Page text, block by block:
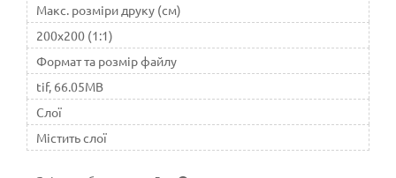
Макс. розміри друку (см)
200x200 (1:1)
Формат та розмір файлу
tif, 66.05MB
Слої
Містить слої